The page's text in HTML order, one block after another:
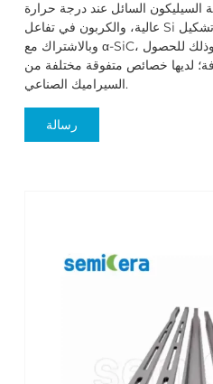
السائل عند درجة حرارة
عالية، والكربون في تفاعل Si الفارغ والتسلل، وتشكيل β-SiC،
وبالاشتراك مع α-SiC، يملأ السيليكون الحر المسامية، وذلك للحصول
لديها خصائص متفوقة مختلفة من
السيراميك الصناعي.
رسالة